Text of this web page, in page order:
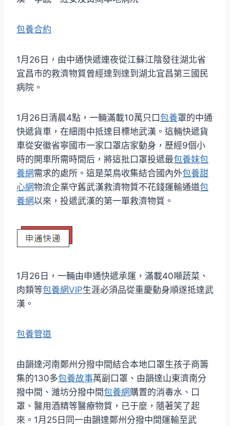
包養合約
1月26日，由中通快遞連夜從江蘇江陰發往湖北省
宜昌市的救濟物質曾經達到達到湖北宜昌第三國民
病院。
1月26日清晨4點，一輛滿載10萬只口包養罩的中通
快遞貨車，在細雨中抵達目標地武漢。這輛快遞貨
車從安徽省寧國市一家口罩店家動身，歷經9個小
時的開車所需時間后，將這批口罩投遞最包養妹包
養網需求的處所。這是菜鳥收集結合國內外包養甜
心網物流企業守舊武漢救濟物質不花錢運輸通道包
養網以來，投遞武漢的第一單救濟物質。
1月26日，一輛由申通快遞承運，滿載40噸蔬菜、
肉類等包養網VIP生涯必須品從重慶動身順遂抵達武
漢。
包養管道
由韻達河南鄭州分撥中間結合本地口罩生孩子商籌
集的130多包養故事萬副口罩、由韻達山東濟南分
撥中間、濰坊分撥中間包養網購置的消毒水、口
罩、醫用酒精等醫療物質，已于麼，隨著笑了起
來。1月25日同一由韻達鄭州分撥中間運輸至武